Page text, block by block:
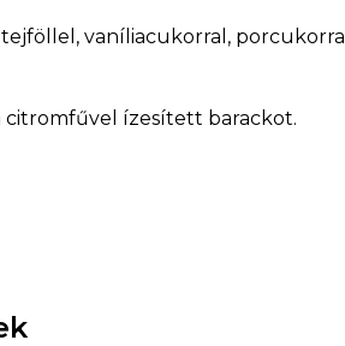
vaníliacukorral, porcukorral
citromfűvel ízesített barackot.